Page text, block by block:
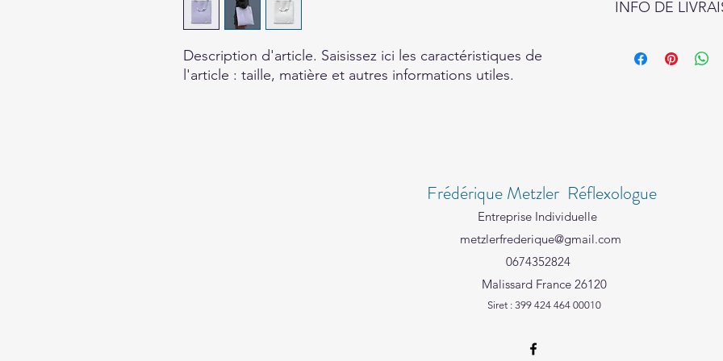
Description d'article. Saisissez ici les caractéristiques de
l'article : taille, matière et autres informations utiles.
vos visiteurs des
une relation de
INFO DE
détails sur vos
Frédérique Metzler Réflexologue
Entreprise Individuelle
metzlerfrederique@gmail.com
0674352824
Malissard France 26120
Siret : 399 424 464 00010